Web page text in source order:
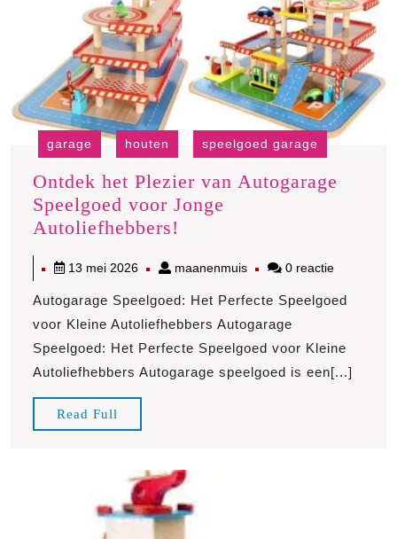
garage houten speelgoed garage
Ontdek het Plezier van Autogarage
Speelgoed voor Jonge
Autoliefhebbers!
Plezier
van
Autogarage
Speelgoed
voor
13 mei 202613
2026
maanenmuismaanenmuis
0 reactie
Autogarage Speelgoed: Het Perfecte Speelgoed
voor Kleine Autoliefhebbers Autogarage
Speelgoed: Het Perfecte Speelgoed voor Kleine
Autoliefhebbers Autogarage speelgoed is een[...]
Read Full
Full